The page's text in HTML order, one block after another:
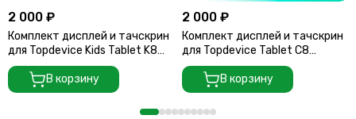
2 000 ₽
Комплект дисплей и тачскрин
для Topdevice Kids Tablet K8
TDT3778
В корзину
2 000 ₽
Комплект дисплей и тачскрин
для Topdevice Tablet C8
TDT4528
В корзину